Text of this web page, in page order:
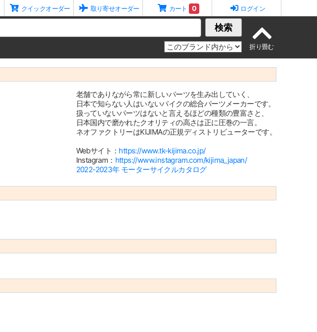
クイックオーダー 取り寄せオーダー カート 0 ログイン
検索
老舗でありながら常に新しいパーツを生み出していく、
日本で知らない人はいないバイクの総合パーツメーカーです。
扱っていないパーツはないと言えるほどの種類の豊富さと、
日本国内で磨かれたクオリティの高さは正に圧巻の一言。
ネオファクトリーはKIJIMAの正規ディストリビューターです。
Webサイト： https://www.tk-kijima.co.jp/
Instagram： https://www.instagram.com/kijima_japan/
2022-2023年 モーターサイクルカタログ